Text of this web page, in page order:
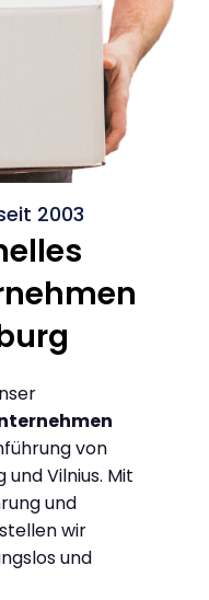
2003
von
und Vilnius. Mit
und
wir
und